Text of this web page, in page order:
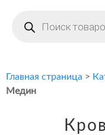
товаров
Главная страница >
Медин